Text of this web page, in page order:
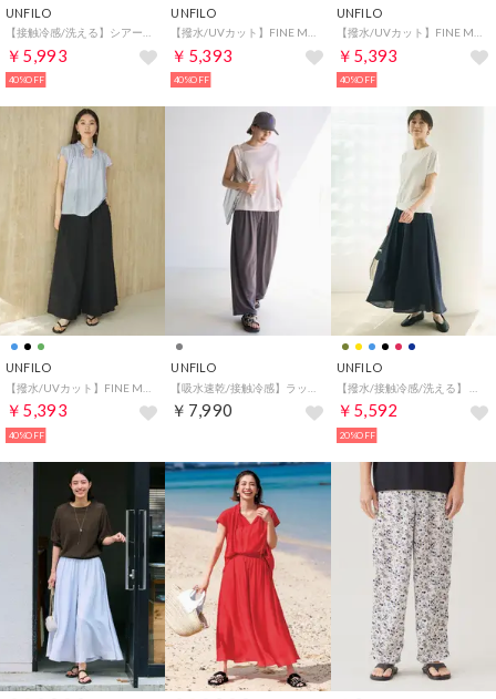
UNFILO
￥5,993
40%OFF
UNFILO
￥5,393
40%OFF
UNFILO
￥5,393
40%OFF
UNFILO
￥5,393
40%OFF
UNFILO
￥7,990
UNFILO
￥5,592
20%OFF